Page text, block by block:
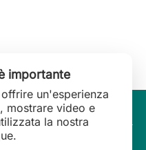
arrow_drop_down
importante
un'esperienza
mostrare video e
la nostra